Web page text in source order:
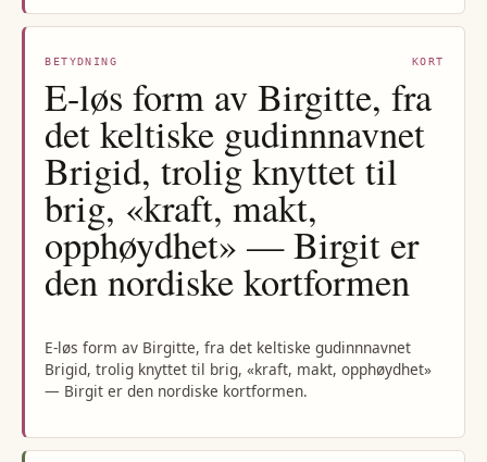
BETYDNING KORT
E-løs form av Birgitte, fra
det keltiske gudinnnavnet
Brigid, trolig knyttet til
brig, «kraft, makt,
opphøydhet» — Birgit er
den nordiske kortformen
E-løs form av Birgitte, fra det keltiske gudinnnavnet
Brigid, trolig knyttet til brig, «kraft, makt, opphøydhet»
— Birgit er den nordiske kortformen.